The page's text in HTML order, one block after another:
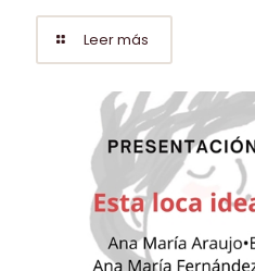
Leer más